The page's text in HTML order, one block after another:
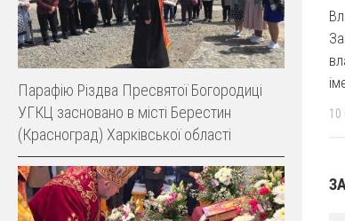
10
Парафію Різдва Пресвятої Богородиці
УГКЦ засновано в місті Берестин
(Красноград) Харківської області